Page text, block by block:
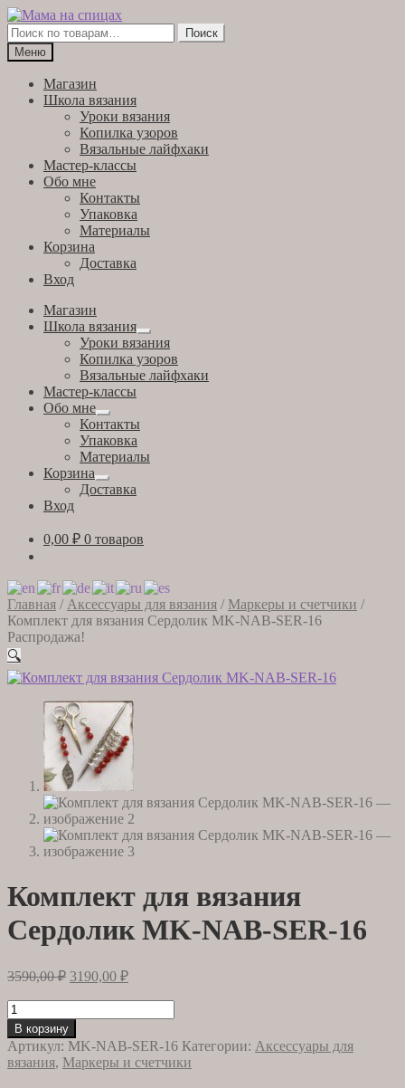
Перейти
к
навигации
Перейти
к
содержимому
Искать:
Поиск
Меню
Магазин
Школа вязания
Уроки вязания
Копилка узоров
Вязальные лайфхаки
Мастер-классы
Обо мне
Контакты
Упаковка
Материалы
Корзина
Доставка
Вход
Магазин
Школа вязания
Развернутое
вложенное
меню
Уроки вязания
Копилка узоров
Вязальные лайфхаки
Мастер-классы
Обо мне
Развернутое
вложенное
меню
Контакты
Упаковка
Материалы
Корзина
Развернутое
вложенное
Доставка
Вход
0,00 ₽ 0 товаров
Главная / Аксессуары для вязания / Маркеры и счетчики /
Комплект для вязания Сердолик MK-NAB-SER-16
Распродажа!
🔍
Комплект для вязания
Сердолик MK-NAB-SER-16
3590,00₽ Первоначальная
составляла
3590,00 ₽.
3190,00 ₽Текущая
Количество
товара
Комплект
для
вязания
В корзину
Артикул: MK-NAB-SER-16 Категории: Аксессуары для
вязания, Маркеры и счетчики